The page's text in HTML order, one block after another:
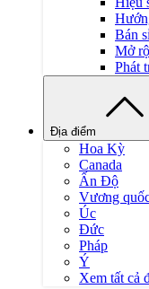
Bán
Mở
Phát
Địa điểm
Hoa Kỳ
Canada
Ấn Độ
Vương
Úc
Đức
Pháp
Ý
Xem tất cả